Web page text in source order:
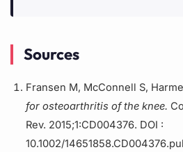
Sources
Fransen M, McConnell S,
for osteoarthritis of the knee.
Rev. 2015;1:CD004376. DOI :
10.1002/